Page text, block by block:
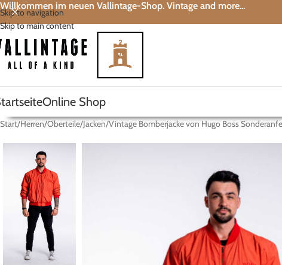
Skip to navigation
Skip to main content
Willkommen im neuen Vallintage-Shop. Vintage and more...
Online Shop
Start Herren Oberteile Jacken Vintage Bomberjacke von Hugo Boss